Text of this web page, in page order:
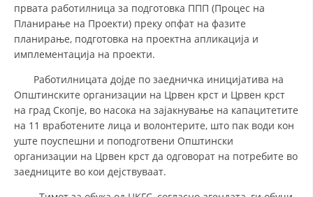
СТРАТЕГИИ
ЕДУКАТИВНО ИНФОРМАТИВНИ МАТЕРИЈАЛИ
ПОСТЕРИ
ПРЕЗЕНТАЦИИ
првата работилница за подготовка ППП (Процес на
Планирање на Проекти) преку опфат на фазите
планирање, подготовка на проектна апликација и
имплементација на проекти.
Работилницата дојде по заедничка иницијатива на
Општинските организации на Црвен крст и Црвен крст
на град Скопје, во насока на зајакнување на капацитетите
на 11 вработените лица и волонтерите, што пак води кон
уште поуспешни и поподготвени Општински
организации на Црвен крст да одговорат на потребите во
заедниците во кои дејствуваат.